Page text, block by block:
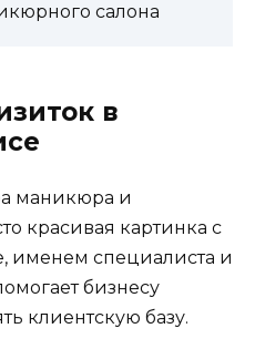
салона
в
маникюра и
красивая картинка с
именем специалиста и
бизнесу
клиентскую базу.